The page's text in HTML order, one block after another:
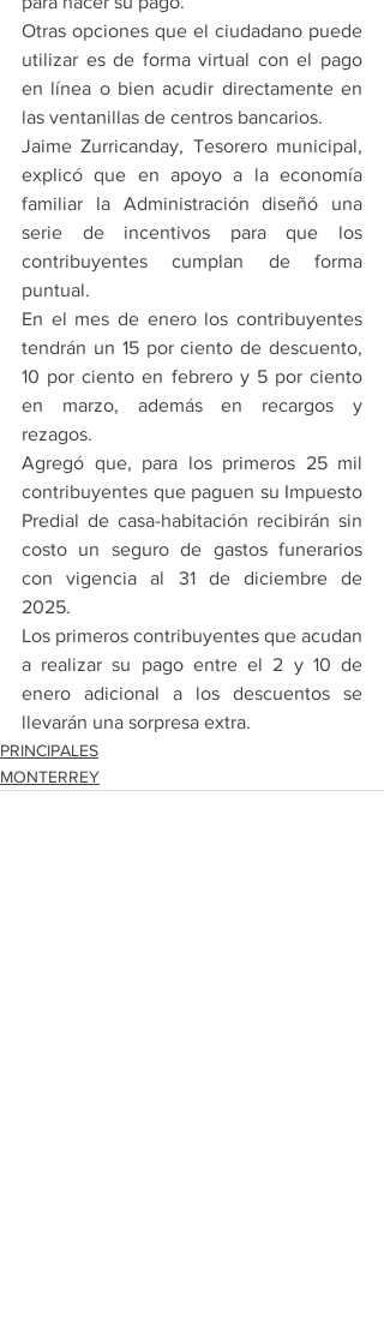
Otras opciones que el ciudadano puede
utilizar es de forma virtual con el pago
en línea o bien acudir directamente en
las ventanillas de centros bancarios.
Jaime Zurricanday, Tesorero municipal,
explicó que en apoyo a la economía
familiar la Administración diseñó una
serie de incentivos para que los
contribuyentes cumplan de forma
puntual.
En el mes de enero los contribuyentes
tendrán un 15 por ciento de descuento,
10 por ciento en febrero y 5 por ciento
en marzo, además en recargos y
rezagos.
Agregó que, para los primeros 25 mil
contribuyentes que paguen su Impuesto
Predial de casa-habitación recibirán sin
costo un seguro de gastos funerarios
con vigencia al 31 de diciembre de
2025.
Los primeros contribuyentes que acudan
a realizar su pago entre el 2 y 10 de
enero adicional a los descuentos se
llevarán una sorpresa extra.
PRINCIPALES
MONTERREY